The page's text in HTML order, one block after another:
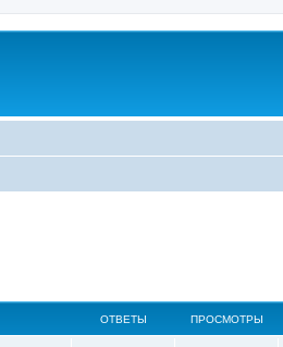
ОТВЕТЫ ПРОСМОТРЫ